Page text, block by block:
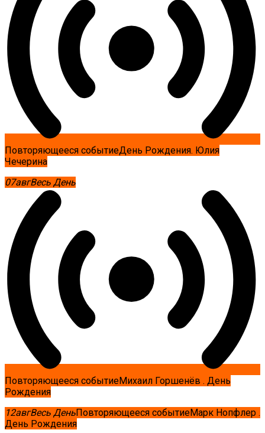
Повторяющееся событиеДень Рождения. Юлия
Чечерина
07авгВесь День
Повторяющееся событиеМихаил Горшенёв . День
Рождения
12авгВесь ДеньПовторяющееся событиеМарк Нопфлер .
День Рождения